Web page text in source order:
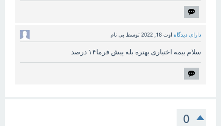
دارای دیدگاه اوت 18, 2022 توسط بی نام
سلام بیمه اختیاری بهتره بله پیش فرما۱۴ درصد
0